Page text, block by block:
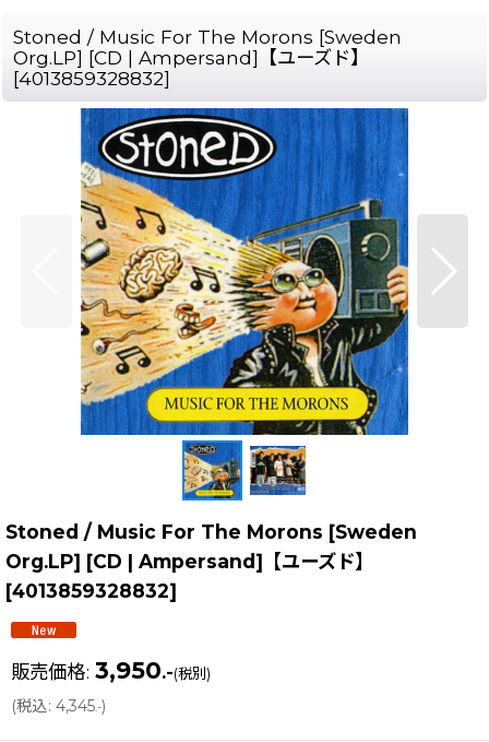
Stoned / Music For The Morons [Sweden
Org.LP] [CD | Ampersand]【ユーズド】
[4013859328832]
Stoned / Music For The Morons [Sweden
Org.LP] [CD | Ampersand]【ユーズド】
[4013859328832]
販売価格: 3,950.-(税別)
(税込: 4,345.-)